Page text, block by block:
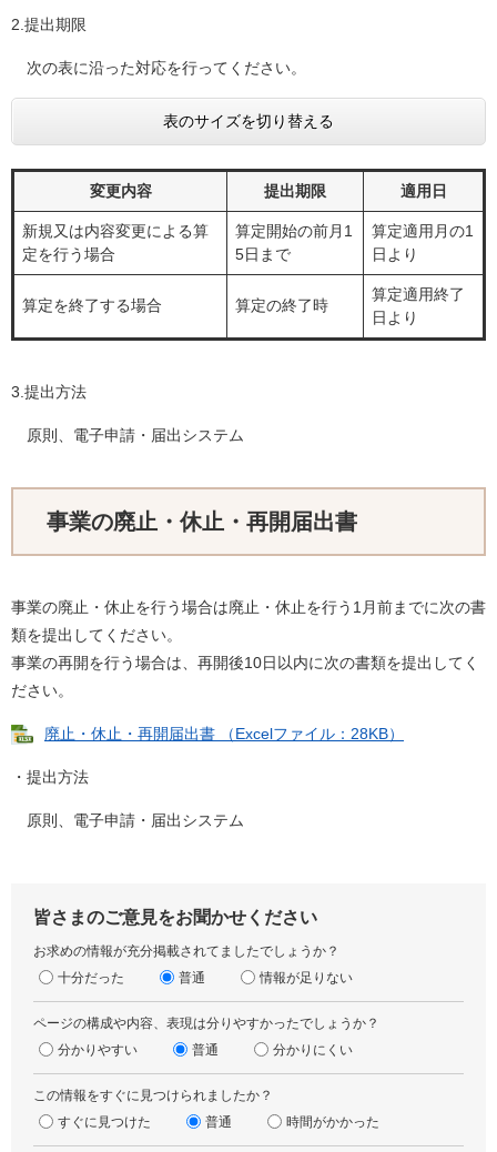
2.提出期限
次の表に沿った対応を行ってください。
表のサイズを切り替える
変更内容 提出期限 適用日
新規又は内容変更による算
定を行う場合
算定開始の前月1
5日まで
算定適用月の1
日より
算定を終了する場合 算定の終了時
算定適用終了
日より
3.提出方法
原則、電子申請・届出システム
事業の廃止・休止・再開届出書
事業の廃止・休止を行う場合は廃止・休止を行う1月前までに次の書
類を提出してください。
事業の再開を行う場合は、再開後10日以内に次の書類を提出してく
ださい。
廃止・休止・再開届出書 （Excelファイル：28KB）
・提出方法
原則、電子申請・届出システム
皆さまのご意見をお聞かせください
お求めの情報が充分掲載されてましたでしょうか？
十分だった
普通 情報が足りない
ページの構成や内容、表現は分りやすかったでしょうか？
分かりやすい
普通 分かりにくい
この情報をすぐに見つけられましたか？
すぐに見つけた
普通 時間がかかった